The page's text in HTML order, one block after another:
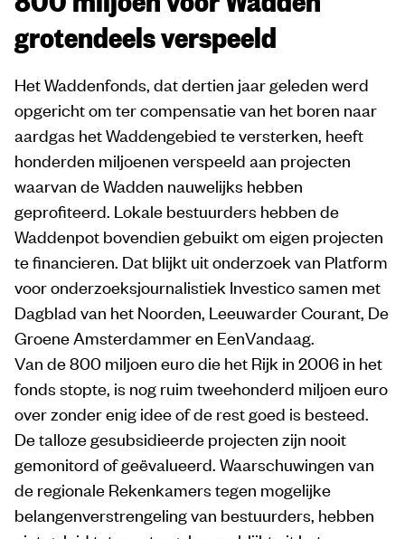
grotendeels verspeeld
Het Waddenfonds, dat dertien jaar geleden werd
opgericht om ter compensatie van het boren naar
aardgas het Waddengebied te versterken, heeft
honderden miljoenen verspeeld aan projecten
waarvan de Wadden nauwelijks hebben
geprofiteerd. Lokale bestuurders hebben de
Waddenpot bovendien gebuikt om eigen projecten
te financieren. Dat blijkt uit onderzoek van Platform
voor onderzoeksjournalistiek Investico samen met
Dagblad van het Noorden, Leeuwarder Courant, De
Groene Amsterdammer en EenVandaag.
Van de 800 miljoen euro die het Rijk in 2006 in het
fonds stopte, is nog ruim tweehonderd miljoen euro
over zonder enig idee of de rest goed is besteed.
De talloze gesubsidieerde projecten zijn nooit
gemonitord of geëvalueerd. Waarschuwingen van
de regionale Rekenkamers tegen mogelijke
belangenverstrengeling van bestuurders, hebben